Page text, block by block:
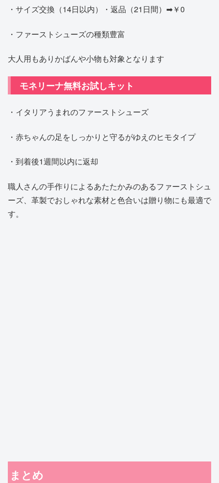
・サイズ交換（14日以内）・返品（21日間）➡￥0
・ファーストシューズの種類豊富
大人用もありかばんや小物も対象となります
モネリーナ無料お試しキット
・イタリアうまれのファーストシューズ
・赤ちゃんの足をしっかりと守るがゆえのヒモタイプ
・到着後1週間以内に返却
職人さんの手作りによるあたたかみのあるファーストシュ
ーズ、革製でおしゃれな素材と色合いは贈り物にも最適で
す。
まとめ